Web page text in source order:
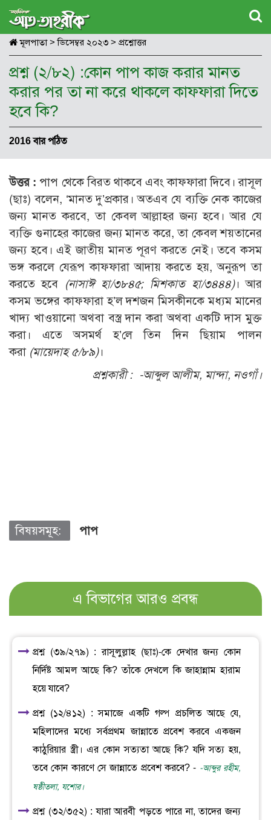
মূলপাতা> ডিসেম্বর ২০২৩ > প্রশ্নোত্তর
প্রশ্ন (২/৮২) :কোন পাপ কাজ করার মানত
করার পর তা না করে থাকলে কাফফারা দিতে
হবে কি?
2016 বার পঠিত
উত্তর : পাপ থেকে বিরত থাকবে এবং কাফফারা দিবে। রাসূল
(ছাঃ) বলেন, ‘মানত দু’প্রকার। অতএব যে ব্যক্তি নেক কাজের
জন্য মানত করবে, তা কেবল আল্লাহর জন্য হবে। আর যে
ব্যক্তি গুনাহের কাজের জন্য মানত করে, তা কেবল শয়তানের
জন্য হবে। এই জাতীয় মানত পূরণ করতে নেই। তবে কসম
ভঙ্গ করলে যেরূপ কাফফারা আদায় করতে হয়, অনুরূপ তা
করতে হবে (নাসাঈ হা/৩৮৪৫; মিশকাত হা/৩৪৪৪)। আর
কসম ভঙ্গের কাফফারা হ’ল দশজন মিসকীনকে মধ্যম মানের
খাদ্য খাওয়ানো অথবা বস্ত্র দান করা অথবা একটি দাস মুক্ত
করা। এতে অসমর্থ হ’লে তিন দিন ছিয়াম পালন
করা (মায়েদাহ ৫/৮৯)।
প্রশ্নকারী : -আব্দুল আলীম, মান্দা, নওগাঁ।
বিষয়সমূহ: পাপ
এ বিভাগের আরও প্রবন্ধ
প্রশ্ন (৩৯/২৭৯) : রাসূলুল্লাহ (ছাঃ)-কে দেখার জন্য কোন
নির্দিষ্ট আমল আছে কি? তাঁকে দেখলে কি জাহান্নাম হারাম
হয়ে যাবে?
প্রশ্ন (১২/৪১২) : সমাজে একটি গল্প প্রচলিত আছে যে,
মহিলাদের মধ্যে সর্বপ্রথম জান্নাতে প্রবেশ করবে একজন
কাঠুরিয়ার স্ত্রী। এর কোন সত্যতা আছে কি? যদি সত্য হয়,
তবে কোন কারণে সে জান্নাতে প্রবেশ করবে? - -আব্দুর রহীম,
ষষ্ঠীতলা, যশোর।
প্রশ্ন (৩২/৩৫২) : যারা আরবী পড়তে পারে না, তাদের জন্য